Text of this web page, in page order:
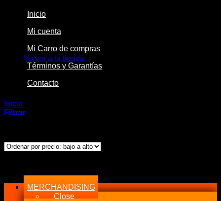
Volver a la tienda
Inicio
Mi cuenta
Mi Carro de compras
Términos y Garantías
Contacto
Inicio
Filtrar
MERCHANDISING
Close